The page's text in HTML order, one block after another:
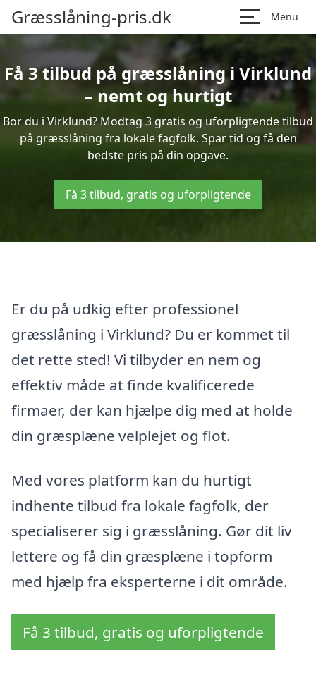
Græsslåning-pris.dk Menu
Få 3 tilbud på græsslåning i Virklund
– nemt og hurtigt
Bor du i Virklund? Modtag 3 gratis og uforpligtende tilbud
på græsslåning fra lokale fagfolk. Spar tid og få den
bedste pris på din opgave.
Få 3 tilbud, gratis og uforpligtende
Er du på udkig efter professionel
græsslåning i Virklund? Du er kommet til
det rette sted! Vi tilbyder en nem og
effektiv måde at finde kvalificerede
firmaer, der kan hjælpe dig med at holde
din græsplæne velplejet og flot.
Med vores platform kan du hurtigt
indhente tilbud fra lokale fagfolk, der
specialiserer sig i græsslåning. Gør dit liv
lettere og få din græsplæne i topform
med hjælp fra eksperterne i dit område.
Få 3 tilbud, gratis og uforpligtende